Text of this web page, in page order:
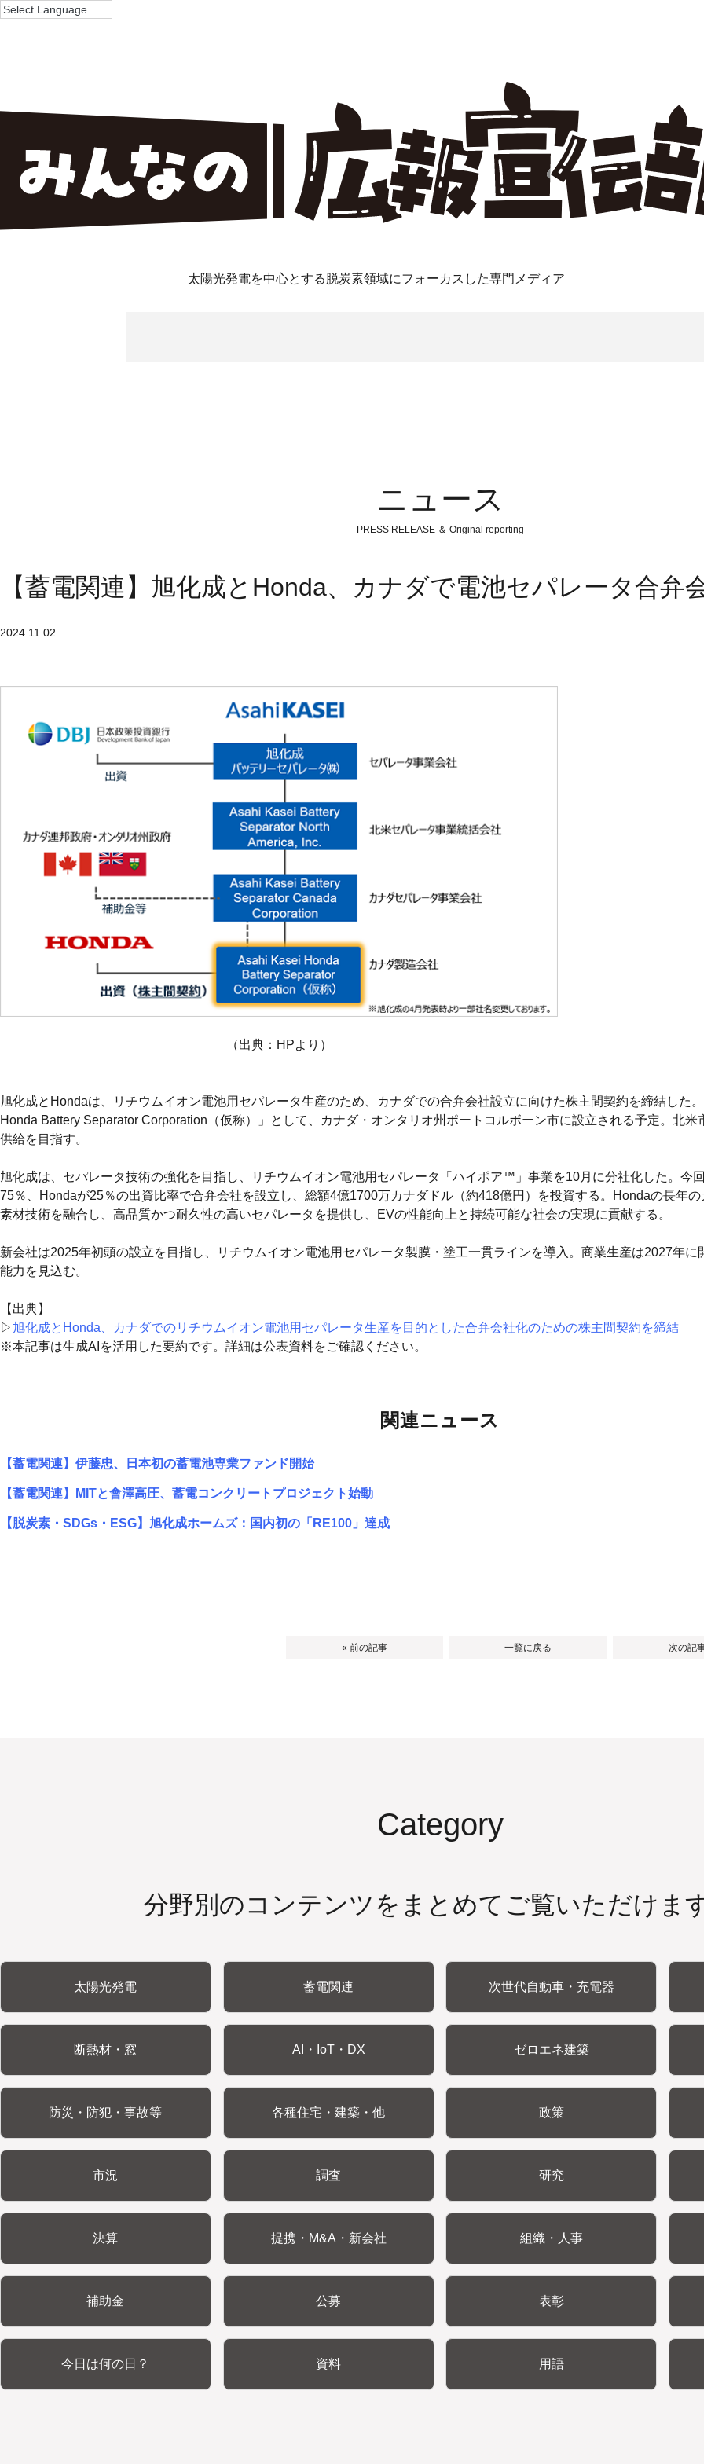
太陽光発電を中心とする脱炭素領域にフォーカスした専門メディア
ニュース
PRESS RELEASE ＆ Original reporting
【蓄電関連】旭化成とHonda、カナダで電池セパレータ合弁
2024.11.02
（出典：HPより）
旭化成とHondaは、リチウムイオン電池用セパレータ生産のため、カナダでの合弁会社設立に向けた株主間契約を締結した
Honda Battery Separator Corporation（仮称）」として、カナダ・オンタリオ州ポートコルボーン市に設立される予定。北
供給を目指す。
旭化成は、セパレータ技術の強化を目指し、リチウムイオン電池用セパレータ「ハイポア™」事業を10月に分社化した。今
75％、Hondaが25％の出資比率で合弁会社を設立し、総額4億1700万カナダドル（約418億円）を投資する。Hondaの長年
素材技術を融合し、高品質かつ耐久性の高いセパレータを提供し、EVの性能向上と持続可能な社会の実現に貢献する。
新会社は2025年初頭の設立を目指し、リチウムイオン電池用セパレータ製膜・塗工一貫ラインを導入。商業生産は2027年に
能力を見込む。
【出典】
▷ 旭化成とHonda、カナダでのリチウムイオン電池用セパレータ生産を目的とした合弁会社化のための株主間契約を締結
※本記事は生成AIを活用した要約です。詳細は公表資料をご確認ください。
関連ニュース
【蓄電関連】伊藤忠、日本初の蓄電池専業ファンド開始
【蓄電関連】MITと會澤高圧、蓄電コンクリートプロジェクト始動
【脱炭素・SDGs・ESG】旭化成ホームズ：国内初の「RE100」達成
« 前の記事 一覧に戻る 次の記
Category
分野別のコンテンツをまとめてご覧いただけま
太陽光発電 蓄電関連 次世代自動車・充電器
断熱材・窓 AI・IoT・DX ゼロエネ建築
防災・防犯・事故等 各種住宅・建築・他 政策
市況 調査 研究
決算 提携・M&A・新会社 組織・人事
補助金 公募 表彰
今日は何の日？ 資料 用語